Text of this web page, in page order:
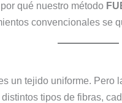
qué nuestro método
convencionales se
un tejido uniforme. Pero
tipos de fibras,